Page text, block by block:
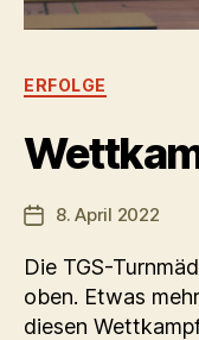
Kategorien
ERFOLGE
8. April 2022
Die TGS-
oben. Etwas
diesen